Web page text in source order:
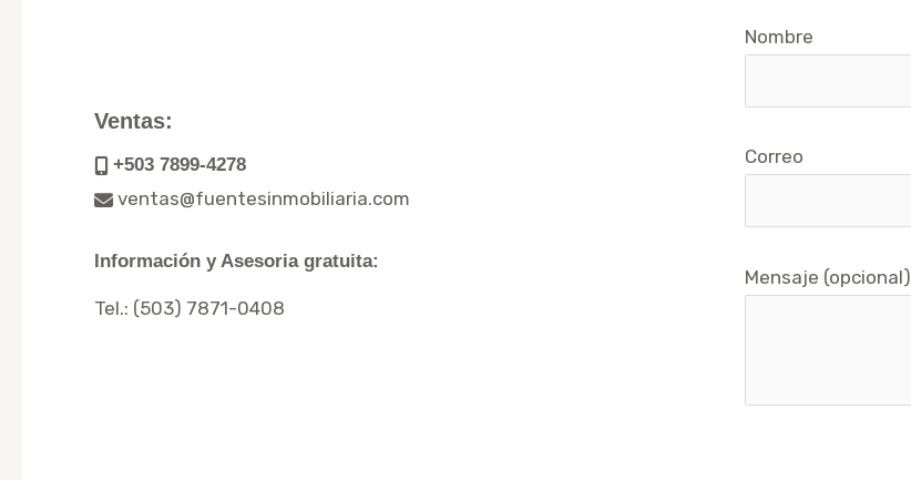
Ventas:
+503 7899-4278
ventas@fuentesinmobiliaria.com
Información y Asesoria gratuita:
Tel.: (503) 7871-0408
Nombre
Correo
Mensaje (opcional)